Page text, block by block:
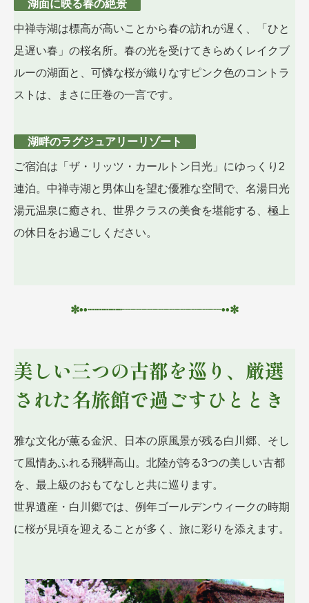
湖面に映る春の絶景
中禅寺湖は標高が高いことから春の訪れが遅く、「ひと
足遅い春」の桜名所。春の光を受けてきらめくレイクブ
ルーの湖面と、可憐な桜が織りなすピンク色のコントラ
ストは、まさに圧巻の一言です。
湖畔のラグジュアリーリゾート
ご宿泊は「ザ・リッツ・カールトン日光」にゆっくり2
連泊。中禅寺湖と男体山を望む優雅な空間で、名湯日光
湯元温泉に癒され、世界クラスの美食を堪能する、極上
の休日をお過ごしください。
✼••┈┈┈┈┈┈┈┈┈┈┈┈┈┈••✼
美しい三つの古都を巡り、厳選
された名旅館で過ごすひととき
雅な文化が薫る金沢、日本の原風景が残る白川郷、そし
て風情あふれる飛騨高山。北陸が誇る3つの美しい古都
を、最上級のおもてなしと共に巡ります。
世界遺産・白川郷では、例年ゴールデンウィークの時期
に桜が見頃を迎えることが多く、旅に彩りを添えます。